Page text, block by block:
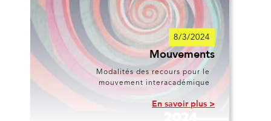
8/3/2024
Mouvements
Modalités des recours pour le
mouvement interacadémique
En savoir plus >